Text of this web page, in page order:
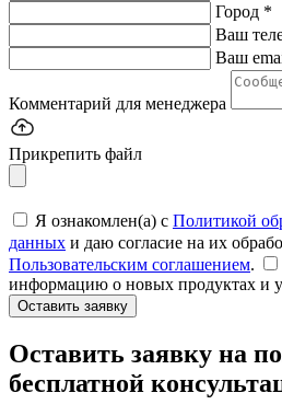
Город *
Ваш
Ваш
Комментарий для менеджера
Прикрепить файл
Я ознакомлен(а) с Политикой
данных и даю согласие на их
Пользовательским соглашением.
информацию о новых продуктах и
Оставить заявку
Оставить заявку на
бесплатной